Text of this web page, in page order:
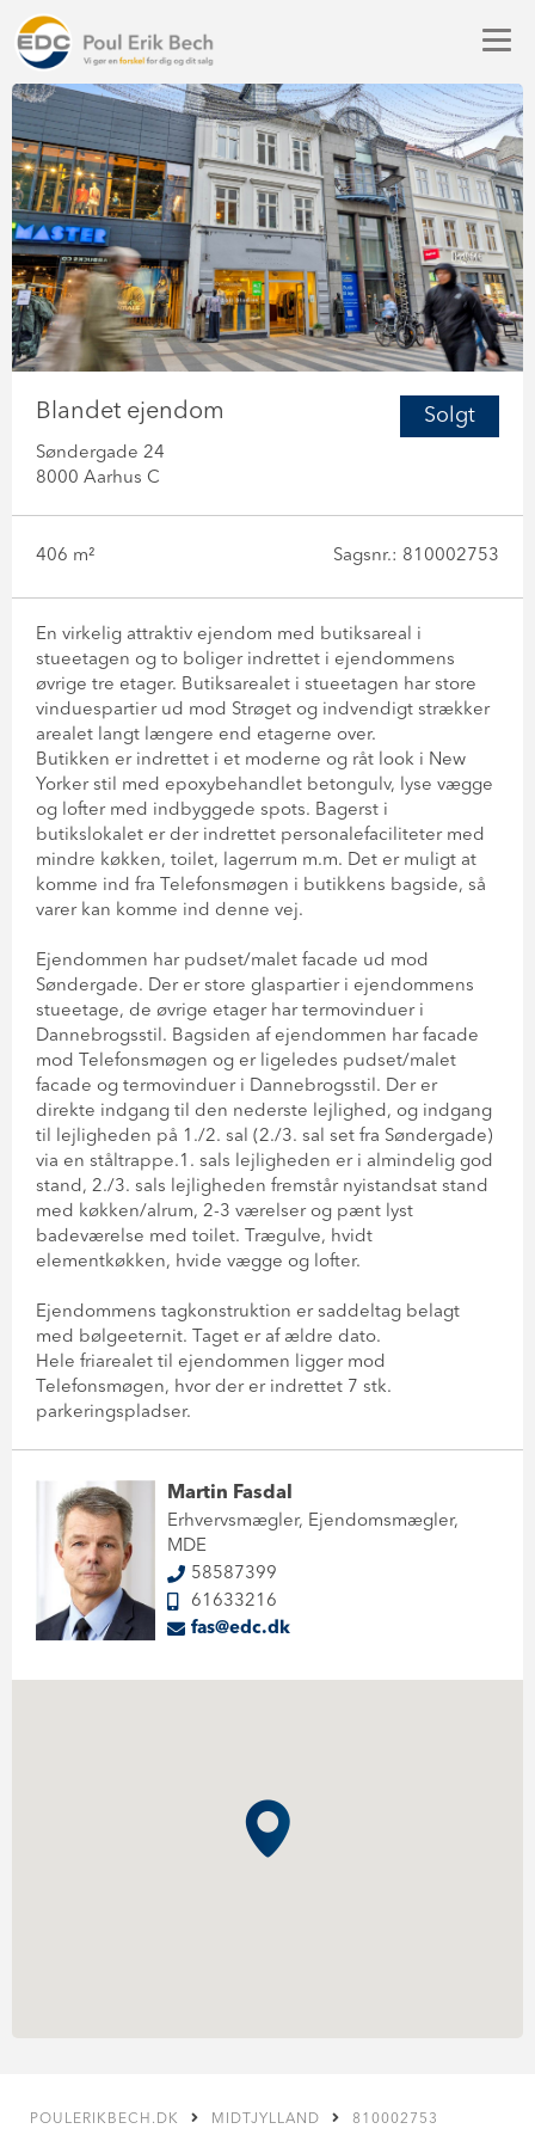
Solgt
Blandet ejendom
Søndergade 24
8000 Aarhus C
406 m² Sagsnr.: 810002753
En virkelig attraktiv ejendom med butiksareal i
stueetagen og to boliger indrettet i ejendommens
øvrige tre etager. Butiksarealet i stueetagen har store
vinduespartier ud mod Strøget og indvendigt strækker
arealet langt længere end etagerne over.
Butikken er indrettet i et moderne og råt look i New
Yorker stil med epoxybehandlet betongulv, lyse vægge
og lofter med indbyggede spots. Bagerst i
butikslokalet er der indrettet personalefaciliteter med
mindre køkken, toilet, lagerrum m.m. Det er muligt at
komme ind fra Telefonsmøgen i butikkens bagside, så
varer kan komme ind denne vej.
Ejendommen har pudset/malet facade ud mod
Søndergade. Der er store glaspartier i ejendommens
stueetage, de øvrige etager har termovinduer i
Dannebrogsstil. Bagsiden af ejendommen har facade
mod Telefonsmøgen og er ligeledes pudset/malet
facade og termovinduer i Dannebrogsstil. Der er
direkte indgang til den nederste lejlighed, og indgang
til lejligheden på 1./2. sal (2./3. sal set fra Søndergade)
via en ståltrappe.1. sals lejligheden er i almindelig god
stand, 2./3. sals lejligheden fremstår nyistandsat stand
med køkken/alrum, 2-3 værelser og pænt lyst
badeværelse med toilet. Trægulve, hvidt
elementkøkken, hvide vægge og lofter.
Ejendommens tagkonstruktion er saddeltag belagt
med bølgeeternit. Taget er af ældre dato.
Hele friarealet til ejendommen ligger mod
Telefonsmøgen, hvor der er indrettet 7 stk.
parkeringspladser.
Martin Fasdal
Erhvervsmægler, Ejendomsmægler,
MDE
58587399
61633216
fas@edc.dk
POULERIKBECH.DK MIDTJYLLAND 810002753